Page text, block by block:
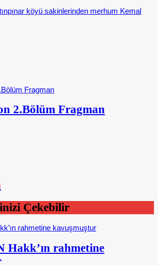
köyü sakinlerinden merhum Kemal
2.Bölüm Fragman
Çekebilir
Hakk’ın rahmetine